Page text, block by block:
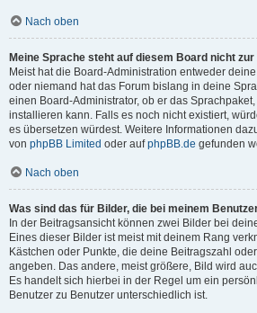
Nach oben
Meine Sprache steht auf diesem Board nicht
Meist hat die Board-Administration entweder
oder niemand hat das Forum bislang in deine
einen Board-Administrator, ob er das
installieren kann. Falls es noch nicht existiert,
es übersetzen würdest. Weitere Informationen
von phpBB Limited oder aufphpBB.de gefunden
Nach oben
Was sind das für Bilder, die bei meinem
In der Beitragsansicht können zwei Bilder bei
Eines dieser Bilder ist meist mit deinem Rang
Kästchen oder Punkte, die deine Beitragszahl
angeben. Das andere, meist größere, Bild wird
Es handelt sich hierbei in der Regel um ein
Benutzer zu Benutzer unterschiedlich ist.